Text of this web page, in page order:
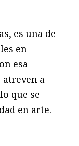
es una de
en
esa
a
que se
en arte.